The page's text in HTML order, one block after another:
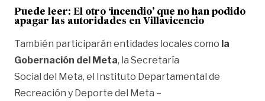
Puede leer: El otro ‘incendio’ que no han podido
apagar las autoridades en Villavicencio
También participarán entidades locales como la
Gobernación del Meta, la Secretaría
Social del Meta, el Instituto Departamental de
Recreación y Deporte del Meta –